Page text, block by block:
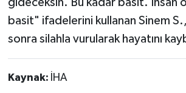
gideceksin. Bu kadar basit. İnsan
basit" ifadelerini kullanan Sinem
sonra silahla vurularak hayatını
Kaynak: İHA